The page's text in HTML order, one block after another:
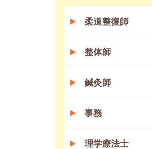
柔道整復師
整体師
鍼灸師
事務
理学療法士